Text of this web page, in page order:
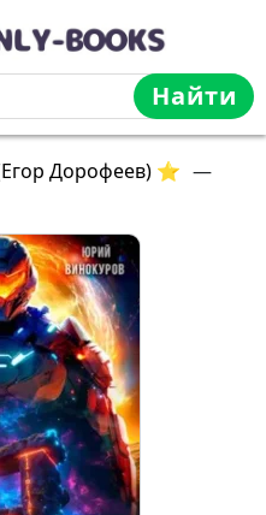
Найти
Дорофеев) ⭐ —